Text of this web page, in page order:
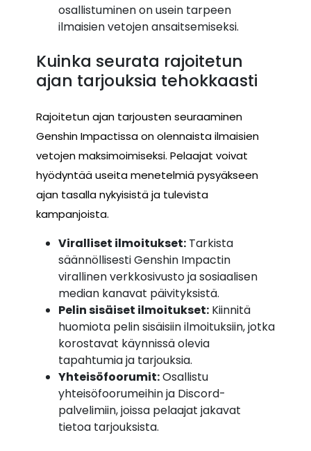
osallistuminen on usein tarpeen
ilmaisien vetojen ansaitsemiseksi.
Kuinka seurata rajoitetun
ajan tarjouksia tehokkaasti
Rajoitetun ajan tarjousten seuraaminen
Genshin Impactissa on olennaista ilmaisien
vetojen maksimoimiseksi. Pelaajat voivat
hyödyntää useita menetelmiä pysyäkseen
ajan tasalla nykyisistä ja tulevista
kampanjoista.
Viralliset ilmoitukset: Tarkista
säännöllisesti Genshin Impactin
virallinen verkkosivusto ja sosiaalisen
median kanavat päivityksistä.
Pelin sisäiset ilmoitukset: Kiinnitä
huomiota pelin sisäisiin ilmoituksiin, jotka
korostavat käynnissä olevia
tapahtumia ja tarjouksia.
Yhteisöfoorumit:Osallistu
yhteisöfoorumeihin ja Discord-
palvelimiin, joissa pelaajat jakavat
tietoa tarjouksista.